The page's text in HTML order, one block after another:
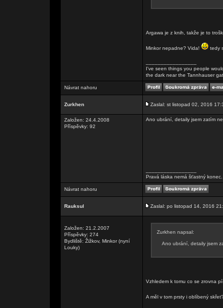
Argawa je z knih, takže je to
Minkor nepadne? Vida! tedy
I've seen things you people
the dark near the Tannhauser
Návrat nahoru
Zurkhen Zaslal: st listopad 02, 2016
Založen: 24.4.2008
Příspěvky: 92
Ano ubrání, detaily jsem zatím
Pravá láska nemá šťastný
Návrat nahoru
Rauksul Zaslal: po listopad 14, 2016
Založen: 21.2.2007
Příspěvky: 274
Bydliště: Žižkov, Minkor (nyní
Louky)
Zurkhen napsal:
Ano ubrání, detaily jsem
Vzhledem k tomu co se zrovna
A měl v tom prsty i oblíbený